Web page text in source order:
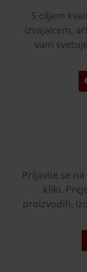
S ciljem
izvajalcem,
vam
Prijavite se
kliki.
proizvodih,